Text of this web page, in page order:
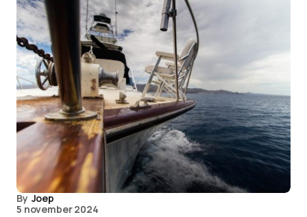
By Joep
5 november 2024